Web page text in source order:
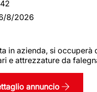
8/2026
in azienda, si
e attrezzature da
annuncio